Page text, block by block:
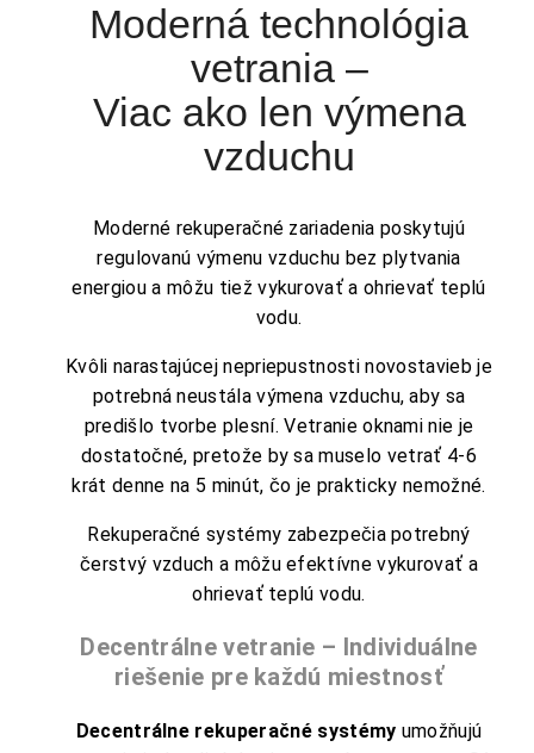
Moderná technológia
vetrania –
Viac ako len výmena
vzduchu
Moderné rekuperačné zariadenia poskytujú
regulovanú výmenu vzduchu bez plytvania
energiou a môžu tiež vykurovať a ohrievať teplú
vodu.
Kvôli narastajúcej nepriepustnosti novostavieb je
potrebná neustála výmena vzduchu, aby sa
predišlo tvorbe plesní. Vetranie oknami nie je
dostatočné, pretože by sa muselo vetrať 4-6
krát denne na 5 minút, čo je prakticky nemožné.
Rekuperačné systémy zabezpečia potrebný
čerstvý vzduch a môžu efektívne vykurovať a
ohrievať teplú vodu.
Decentrálne vetranie – Individuálne
riešenie pre každú miestnosť
Decentrálne rekuperačné systémy umožňujú